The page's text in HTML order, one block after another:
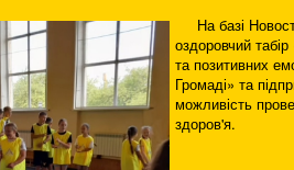
На базі
оздоровчий
та позитивних
Громаді» та
можливість